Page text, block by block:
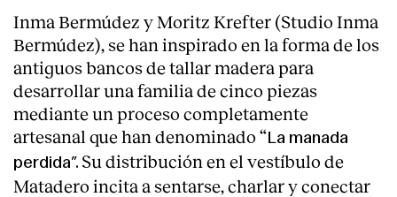
Inma Bermúdez y Moritz Krefter (Studio Inma
Bermúdez), se han inspirado en la forma de los
antiguos bancos de tallar madera para
desarrollar una familia de cinco piezas
mediante un proceso completamente
artesanal que han denominado “ La manada
perdida”. Su distribución en el vestíbulo de
Matadero incita a sentarse, charlar y conectar